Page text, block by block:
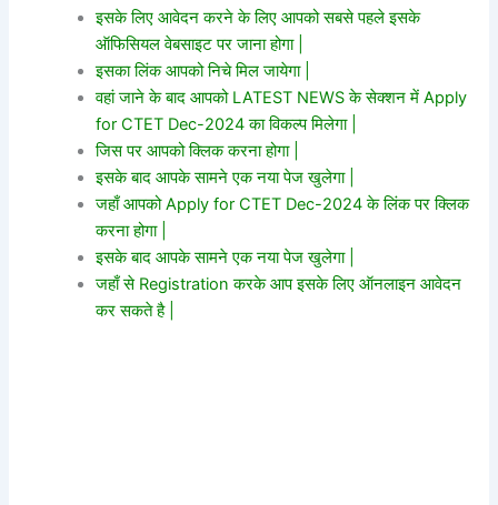
इसके लिए आवेदन करने के लिए आपको सबसे पहले इसके
ऑफिसियल वेबसाइट पर जाना होगा |
इसका लिंक आपको निचे मिल जायेगा |
वहां जाने के बाद आपको LATEST NEWS के सेक्शन में Apply
for CTET Dec-2024 का विकल्प मिलेगा |
जिस पर आपको क्लिक करना होगा |
इसके बाद आपके सामने एक नया पेज खुलेगा |
जहाँ आपको Apply for CTET Dec-2024 के लिंक पर क्लिक
करना होगा |
इसके बाद आपके सामने एक नया पेज खुलेगा |
जहाँ से Registration करके आप इसके लिए ऑनलाइन आवेदन
कर सकते है |